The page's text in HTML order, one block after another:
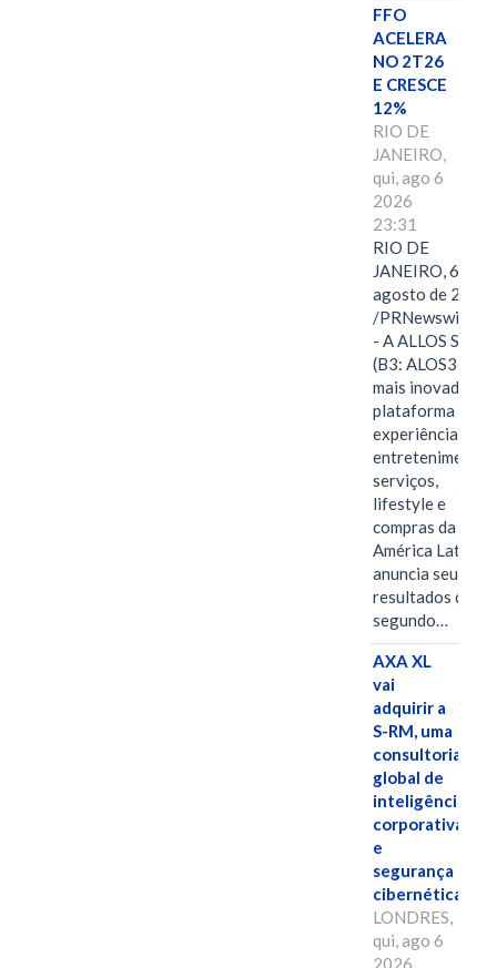
FFO
ACELERA
NO 2T26
E CRESCE
12%
RIO DE
JANEIRO,
qui, ago 6
2026
23:31
RIO DE
JANEIRO, 6 de
agosto de 2026
/PRNewswire/ -
- A ALLOS S.A.
(B3: ALOS3), a
mais inovadora
plataforma de
experiências,
entretenimento,
serviços,
lifestyle e
compras da
América Latina
anuncia seus
resultados do
segundo…
AXA XL
vai
adquirir a
S-RM, uma
consultoria
global de
inteligência
corporativa
e
segurança
cibernética
LONDRES,
qui, ago 6
2026